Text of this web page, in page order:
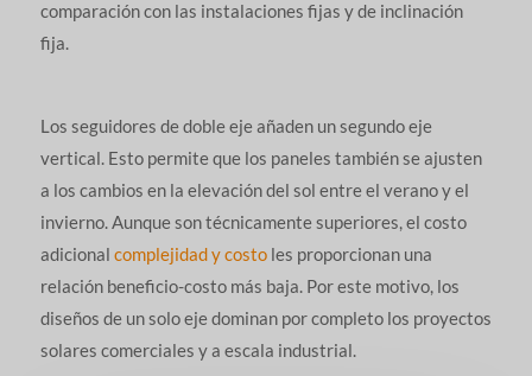
comparación con las instalaciones fijas y de inclinación
fija.
Los seguidores de doble eje añaden un segundo eje
vertical. Esto permite que los paneles también se ajusten
a los cambios en la elevación del sol entre el verano y el
invierno. Aunque son técnicamente superiores, el costo
adicional complejidad y costoles proporcionan una
relación beneficio-costo más baja. Por este motivo, los
diseños de un solo eje dominan por completo los proyectos
solares comerciales y a escala industrial.